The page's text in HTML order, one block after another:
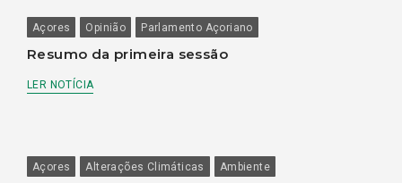
Açores Opinião Parlamento Açoriano
Resumo da primeira sessão
LER NOTÍCIA
Açores Alterações Climáticas Ambiente